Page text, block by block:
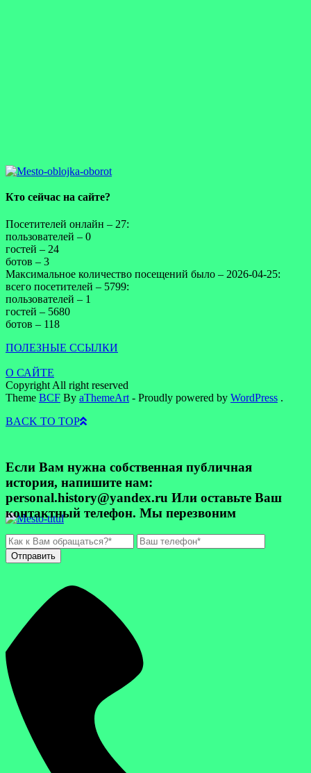
Кто сейчас на сайте?
Посетителей онлайн – 27:
пользователей – 0
гостей – 24
ботов – 3
Максимальное количество посещений было – 2026-04-25:
всего посетителей – 5799:
пользователей – 1
гостей – 5680
ботов – 118
ПОЛЕЗНЫЕ ССЫЛКИ
О САЙТЕ
Copyright All right reserved
Theme BCF By aThemeArt- Proudly powered by WordPress .
BACK TO TOP
Если Вам нужна собственная публичная
история, напишите нам:
personal.history@yandex.ru Или оставьте Ваш
контактный телефон. Мы перезвоним
Отправить